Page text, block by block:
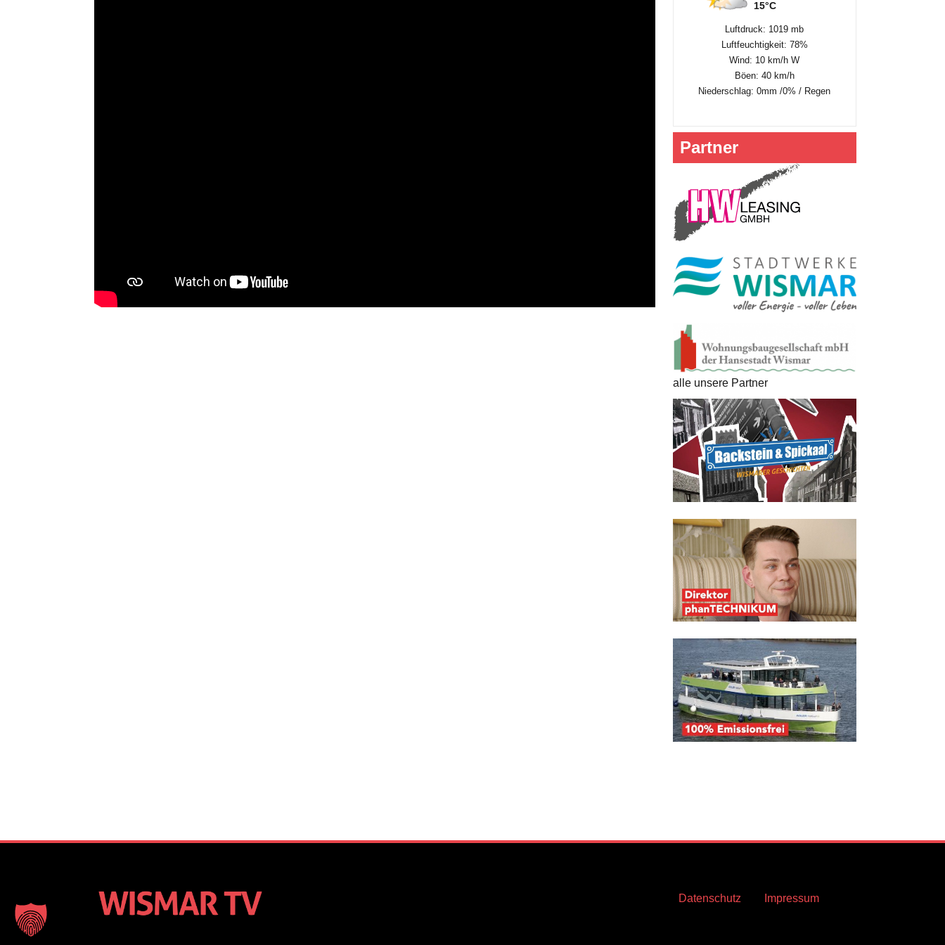
15°C
Luftdruck: 1019 mb
Luftfeuchtigkeit: 78%
Wind: 10 km/h W
Böen: 40 km/h
Niederschlag:0mm /0% / Regen
Partner
alle unsere Partner
Datenschutz Impressum